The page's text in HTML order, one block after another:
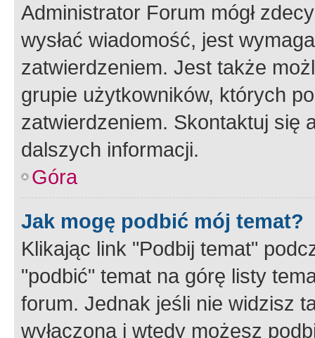
Administrator Forum mógł
wysłać wiadomość, jest
zatwierdzeniem. Jest także
grupie użytkowników, których
zatwierdzeniem. Skontaktuj się
dalszych informacji.
Góra
Jak mogę podbić mój temat?
Klikając link "Podbij temat"
"podbić" temat na górę listy
forum. Jednak jeśli nie widzisz
wyłączona i wtedy możesz